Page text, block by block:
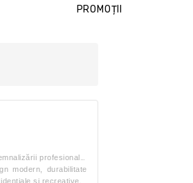
PROMOȚII
profesionale,
modern, durabilitate
și recreative.